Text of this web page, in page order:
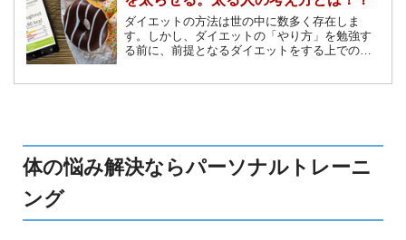
ダイエットの方法は世の中に数多く存在しま
す。しかし、ダイエットの「やり方」を勉強す
る前に、前提となるダイエットをする上での気
体の悩み解決ならパーソナルトレーニ
ング